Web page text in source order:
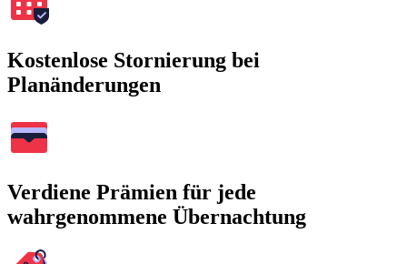
Kostenlose Stornierung bei
Planänderungen
Verdiene Prämien für jede
wahrgenommene Übernachtung